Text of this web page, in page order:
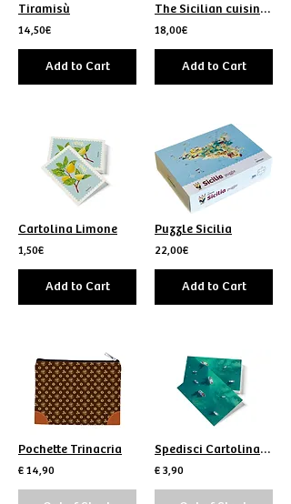
Tiramisù
14,50€
Add to Cart
The Sicilian cuisine of Lucia Mazzullo
18,00€
Add to Cart
Cartolina Limone
1,50€
Add to Cart
Puzzle Sicilia
22,00€
Add to Cart
Pochette Trinacria
€ 14,90
Spedisci Cartolina Marzamemi
€ 3,90